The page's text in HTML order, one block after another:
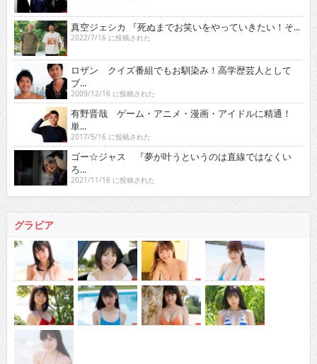
真空ジェシカ 『死ぬまでお笑いをやっていきたい！そ...
2022/7/16 に投稿された
ロザン クイズ番組でもお馴染み！高学歴芸人として
ブ...
2009/12/16 に投稿された
有野晋哉 ゲーム・アニメ・漫画・アイドルに精通！
単...
2017/5/16 に投稿された
ゴー☆ジャス 『夢が叶うというのは直線ではなくい
ろ...
2021/11/16 に投稿された
グラビア